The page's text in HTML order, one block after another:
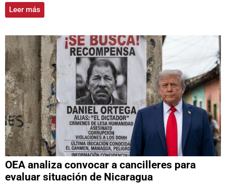
Leer más
OEA analiza convocar a cancilleres para
evaluar situación de Nicaragua